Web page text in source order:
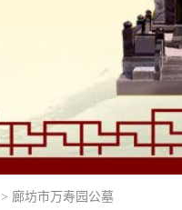
> 廊坊市万寿园公墓